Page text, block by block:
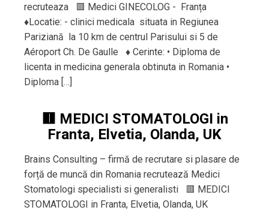
recruteaza 🟥 Medici GINECOLOG - Franța
♦️Locatie: - clinici medicala situata in Regiunea
Pariziană la 10 km de centrul Parisului si 5 de
Aéroport Ch. De Gaulle ♦️ Cerinte: • Diploma de
licenta in medicina generala obtinuta in Romania •
Diploma […]
🟥 MEDICI STOMATOLOGI in
Franta, Elvetia, Olanda, UK
Brains Consulting – firmă de recrutare si plasare de
forță de muncă din Romania recrutează Medici
Stomatologi specialisti si generalisti 🟥 MEDICI
STOMATOLOGI in Franta, Elvetia, Olanda, UK